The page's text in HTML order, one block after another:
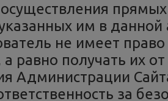
им в данной
не имеет
равно получать их
Администрации
за